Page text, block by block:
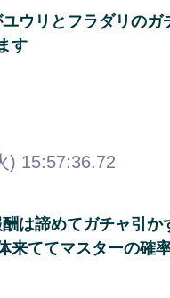
ウリとフラダリのガ
す
) 15:57:36.72
は諦めてガチャ引
来ててマスターの確